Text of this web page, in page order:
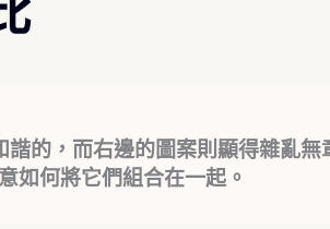
的，而右邊的圖案則顯得雜亂無
如何將它們組合在一起。